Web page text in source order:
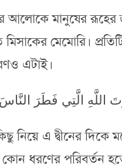
আলোকে মানুষের
মেমোরি।
এটাই।
الَّتِي فَطَرَ النَّاسَ
নিয়ে এ দ্বীনের
ধরণের পরিবর্তন